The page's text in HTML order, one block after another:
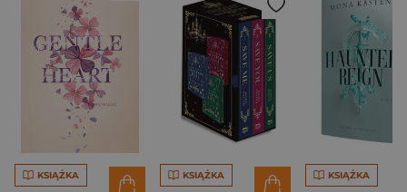
KSIĄŻKA KSIĄŻKA KSIĄŻKA